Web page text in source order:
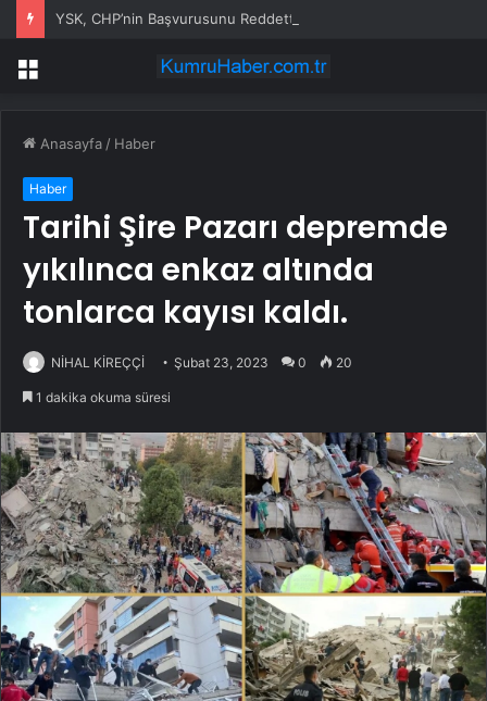
YSK, CHP’nin Başvurusunu Reddetti
Menü
Anasayfa / Haber
Haber
Tarihi Şire Pazarı depremde
yıkılınca enkaz altında
tonlarca kayısı kaldı.
NİHAL KİREÇÇİ Şubat 23, 2023 0 20
1 dakika okuma süresi